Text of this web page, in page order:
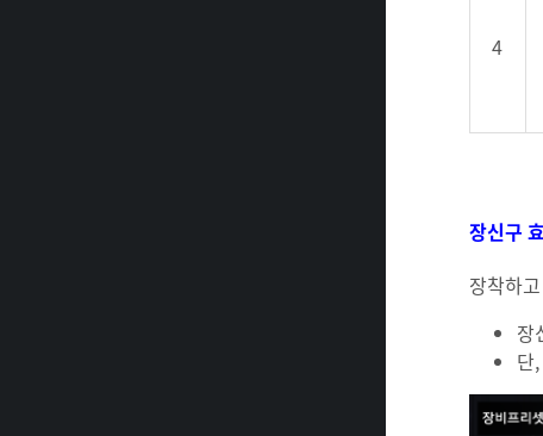
4
장신구
장착하
장
단